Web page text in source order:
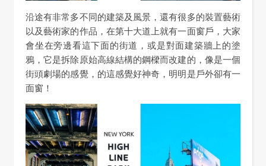
沿途有非常多不同的建築及風景，還有很多的裝置藝術
以及藝術家的作品，在第十大道上就有一面窗戶，大家
會坐在旁邊看這下面的街道，或是對面建築牆上的塗
鴉，它是拆除原始高線結構的鋼樑而改建的，像是一個
街頭劇場的感覺，的這感覺好神奇，明明是戶外卻有一
面窗！